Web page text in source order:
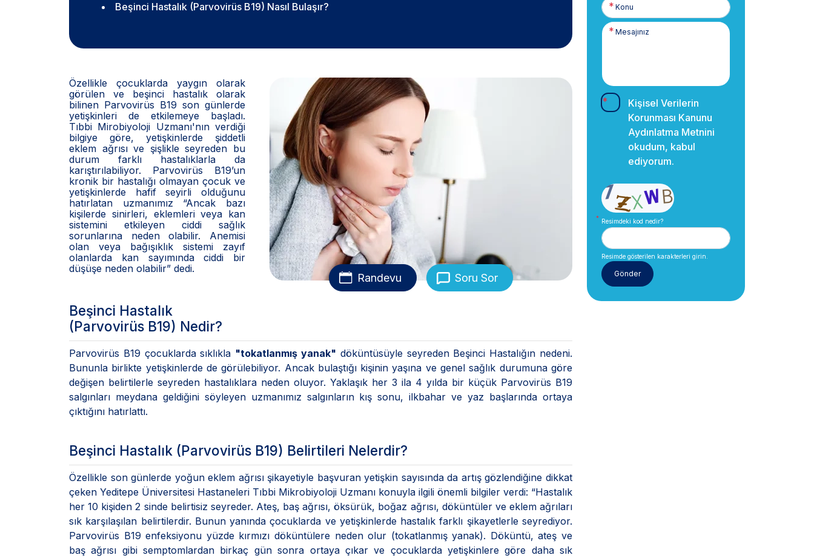
Beşinci Hastalık (Parvovirüs B19) Nasıl Bulaşır?
Randevu Soru Sor
Özellikle çocuklarda yaygın olarak
görülen ve beşinci hastalık olarak
bilinen Parvovirüs B19 son günlerde
yetişkinleri de etkilemeye başladı.
Tıbbi Mirobiyoloji Uzmanı'nın verdiği
bilgiye göre, yetişkinlerde şiddetli
eklem ağrısı ve şişlikle seyreden bu
durum farklı hastalıklarla da
karıştırılabiliyor. Parvovirüs B19’un
kronik bir hastalığı olmayan çocuk ve
yetişkinlerde hafif seyirli olduğunu
hatırlatan uzmanımız “Ancak bazı
kişilerde sinirleri, eklemleri veya kan
sistemini etkileyen ciddi sağlık
sorunlarına neden olabilir. Anemisi
olan veya bağışıklık sistemi zayıf
olanlarda kan sayımında ciddi bir
düşüşe neden olabilir” dedi.
Beşinci Hastalık
(Parvovirüs B19) Nedir?
Parvovirüs B19 çocuklarda sıklıkla "tokatlanmış yanak" döküntüsüyle seyreden Beşinci Hastalığın nedeni.
Bununla birlikte yetişkinlerde de görülebiliyor. Ancak bulaştığı kişinin yaşına ve genel sağlık durumuna göre
değişen belirtilerle seyreden hastalıklara neden oluyor. Yaklaşık her 3 ila 4 yılda bir küçük Parvovirüs B19
salgınları meydana geldiğini söyleyen uzmanımız salgınların kış sonu, ilkbahar ve yaz başlarında ortaya
çıktığını hatırlattı.
Beşinci Hastalık (Parvovirüs B19) Belirtileri Nelerdir?
Özellikle son günlerde yoğun eklem ağrısı şikayetiyle başvuran yetişkin sayısında da artış gözlendiğine dikkat
çeken Yeditepe Üniversitesi Hastaneleri Tıbbi Mikrobiyoloji Uzmanı konuyla ilgili önemli bilgiler verdi: “Hastalık
her 10 kişiden 2 sinde belirtisiz seyreder. Ateş, baş ağrısı, öksürük, boğaz ağrısı, döküntüler ve eklem ağrıları
sık karşılaşılan belirtilerdir. Bunun yanında çocuklarda ve yetişkinlerde hastalık farklı şikayetlerle seyrediyor.
Parvovirüs B19 enfeksiyonu yüzde kırmızı döküntülere neden olur (tokatlanmış yanak). Döküntü, ateş ve
baş ağrısı gibi semptomlardan birkaç gün sonra ortaya çıkar ve çocuklarda yetişkinlere göre daha sık
Kişisel Verilerin
Korunması Kanunu
Aydınlatma Metnini
okudum, kabul
ediyorum.
Resimdeki kod nedir?
Resimde gösterilen karakterleri girin.